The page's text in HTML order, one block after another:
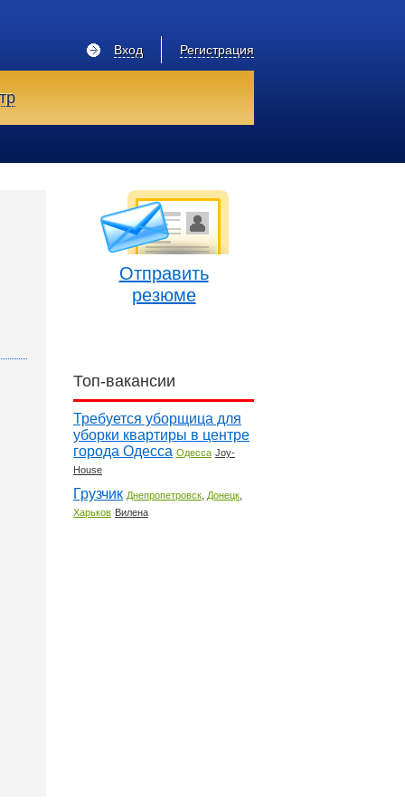
Регистрация
Вход
Отправить
резюме
Топ-вакансии
Требуется уборщица для
уборки квартиры в центре
города Одесса Одесса Joy-
House
Грузчик Днепропетровск, Донецк,
Харьков Вилена